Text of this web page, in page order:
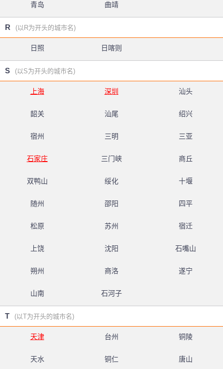
青岛 曲靖
R (以R为开头的城市名)
日照 日喀则
S (以S为开头的城市名)
上海 深圳 汕头
韶关 汕尾 绍兴
宿州 三明 三亚
石家庄 三门峡 商丘
双鸭山 绥化 十堰
随州 邵阳 四平
松原 苏州 宿迁
上饶 沈阳 石嘴山
朔州 商洛 遂宁
山南 石河子
T (以T为开头的城市名)
天津 台州 铜陵
天水 铜仁 唐山